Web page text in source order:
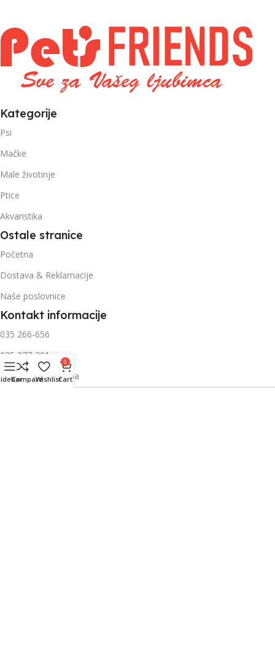
Kategorije
Psi
Mačke
Male životinje
Ptice
Akvaristika
Ostale stranice
Početna
Dostava & Reklamacije
Naše poslovnice
Kontakt informacije
035 266-656
035 277-391
info@petsfriends.ba
CompareWishlist
0
Cart